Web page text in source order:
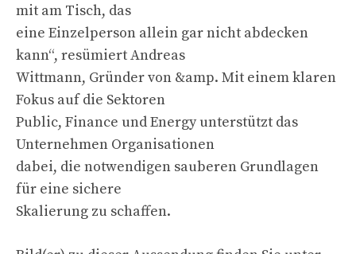
mit am Tisch, das
eine Einzelperson allein gar nicht abdecken
kann“, resümiert Andreas
Wittmann, Gründer von &amp. Mit einem klaren
Fokus auf die Sektoren
Public, Finance und Energy unterstützt das
Unternehmen Organisationen
dabei, die notwendigen sauberen Grundlagen
für eine sichere
Skalierung zu schaffen.